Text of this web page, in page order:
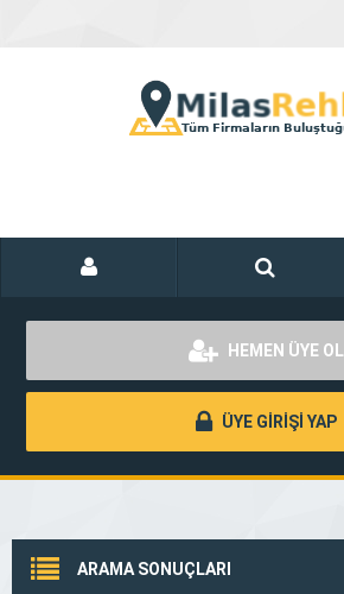
HEMEN ÜYE OL
ÜYE GİRİŞİ YAP
ARAMA SONUÇLARI